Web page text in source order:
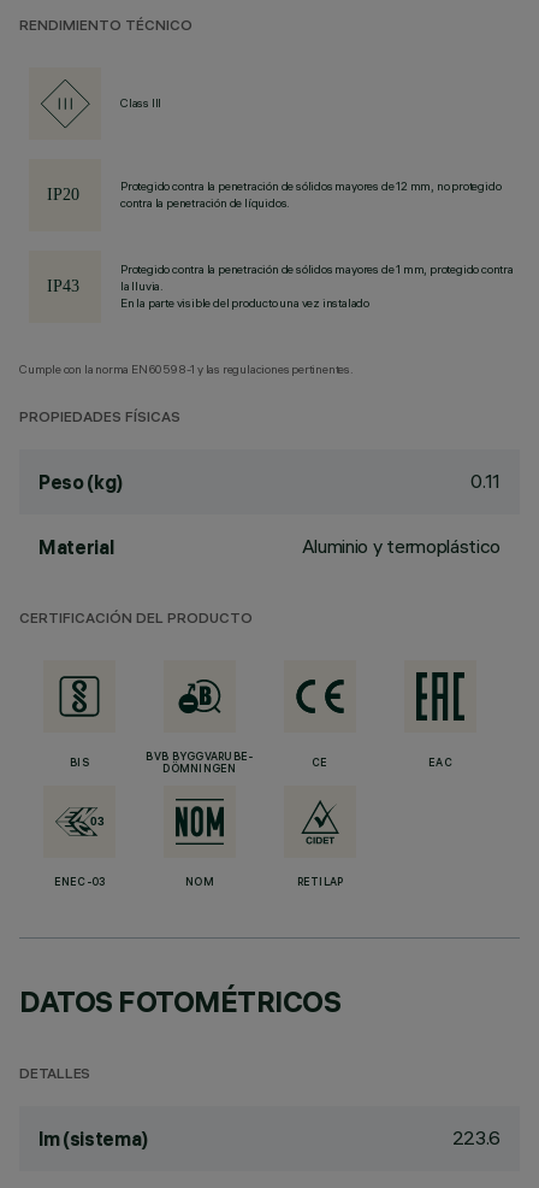
RENDIMIENTO TÉCNICO
Class III
Protegido contra la penetración de sólidos mayores de 12 mm, no protegido
contra la penetración de líquidos.
Protegido contra la penetración de sólidos mayores de 1 mm, protegido contra
la lluvia.
En la parte visible del producto una vez instalado
Cumple con la norma EN60598-1 y las regulaciones pertinentes.
PROPIEDADES FÍSICAS
Peso (kg) 0.11
Material Aluminio y termoplástico
CERTIFICACIÓN DEL PRODUCTO
BIS
BVB BYGGVARUBE-
DÖMNINGEN
CE EAC
ENEC-03 NOM RETILAP
DATOS FOTOMÉTRICOS
DETALLES
lm (sistema) 223.6